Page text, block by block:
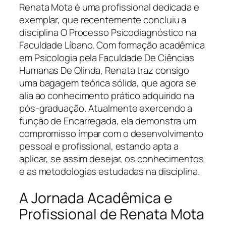
Renata Mota é uma profissional dedicada e
exemplar, que recentemente concluiu a
disciplina O Processo Psicodiagnóstico na
Faculdade Líbano. Com formação acadêmica
em Psicologia pela Faculdade De Ciências
Humanas De Olinda, Renata traz consigo
uma bagagem teórica sólida, que agora se
alia ao conhecimento prático adquirido na
pós-graduação. Atualmente exercendo a
função de Encarregada, ela demonstra um
compromisso ímpar com o desenvolvimento
pessoal e profissional, estando apta a
aplicar, se assim desejar, os conhecimentos
e as metodologias estudadas na disciplina.
A Jornada Acadêmica e
Profissional de Renata Mota